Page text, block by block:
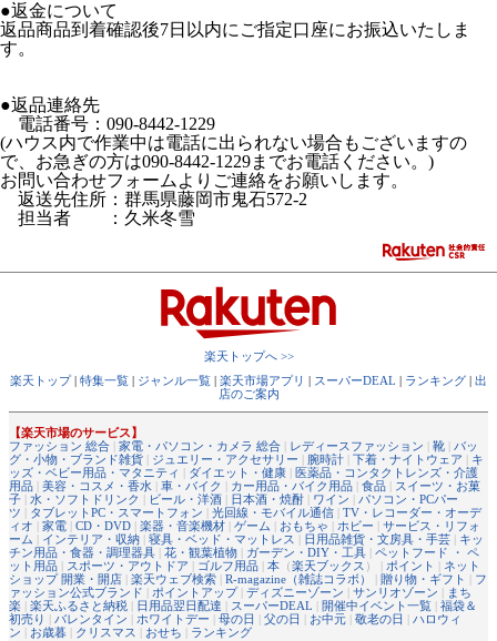
●返金について
返品商品到着確認後7日以内にご指定口座にお振込いたしま
す。
●返品連絡先
電話番号：090-8442-1229
(ハウス内で作業中は電話に出られない場合もございますの
で、お急ぎの方は090-8442-1229までお電話ください。)
お問い合わせフォームよりご連絡をお願いします。
返送先住所：群馬県藤岡市鬼石572-2
担当者 ：久米冬雪
楽天トップへ >>
楽天トップ| 特集一覧 | ジャンル一覧 | 楽天市場アプリ | スーパーDEAL | ランキング | 出
店のご案内
【楽天市場のサービス】
ファッション 総合 | 家電・パソコン・カメラ 総合 | レディースファッション | 靴 | バッ
グ・小物・ブランド雑貨 | ジュエリー・アクセサリー | 腕時計 | 下着・ナイトウェア | キ
ッズ・ベビー用品・マタニティ | ダイエット・健康 | 医薬品・コンタクトレンズ・介護
用品 | 美容・コスメ・香水 | 車・バイク | カー用品・バイク用品 | 食品 | スイーツ・お菓
子 | 水・ソフトドリンク | ビール・洋酒 | 日本酒・焼酎 | ワイン | パソコン・PCパー
ツ | タブレットPC・スマートフォン | 光回線・モバイル通信 | TV・レコーダー・オーデ
ィオ | 家電 | CD・DVD | 楽器・音楽機材 | ゲーム | おもちゃ | ホビー | サービス・リフォ
ーム | インテリア・収納 | 寝具・ベッド・マットレス | 日用品雑貨・文房具・手芸 | キッ
チン用品・食器・調理器具 | 花・観葉植物 | ガーデン・DIY・工具 | ペットフード ・ ペ
ット用品 | スポーツ・アウトドア | ゴルフ用品 | 本 （楽天ブックス ） | ポイント | ネット
ショップ 開業・開店 | 楽天ウェブ検索 | R-magazine（雑誌コラボ） | 贈り物・ギフト | フ
ァッション公式ブランド | ポイントアップ| ディズニーゾーン | サンリオゾーン | まち
楽 | 楽天ふるさと納税 | 日用品翌日配達 | スーパーDEAL | 開催中イベント一覧 | 福袋＆
初売り | バレンタイン | ホワイトデー | 母の日 | 父の日 | お中元 | 敬老の日 | ハロウィ
ン | お歳暮 | クリスマス | おせち | ランキング